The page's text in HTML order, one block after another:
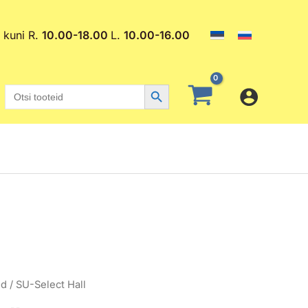
kuni R. 10.00-18.00 L. 10.00-16.00
Search
for:
Search Button
/ SU-Select Hall
Praegune